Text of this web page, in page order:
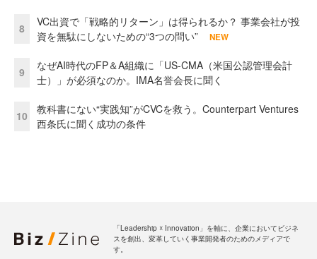
8
VC出資で「戦略的リターン」は得られるか？ 事業会社が投
資を無駄にしないための“3つの問い”
NEW
9
なぜAI時代のFP＆A組織に「US-CMA（米国公認管理会計
士）」が必須なのか。IMA名誉会長に聞く
10
教科書にない“実践知”がCVCを救う。Counterpart Ventures
西条氏に聞く成功の条件
「Leadership ☓ Innovation」を軸に、企業においてビジネ
スを創出、変革していく事業開発者のためのメディアで
す。